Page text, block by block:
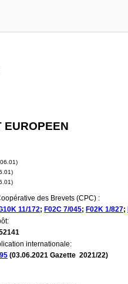
EUROPEEN
des Brevets (CPC) :
11/172; F02C 7/045; F02K 1/827;
internationale:
(03.06.2021 Gazette 2021/22)